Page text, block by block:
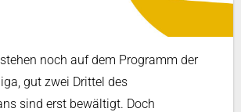
noch auf dem Programm der
gut zwei Drittel des
sind erst bewältigt. Doch